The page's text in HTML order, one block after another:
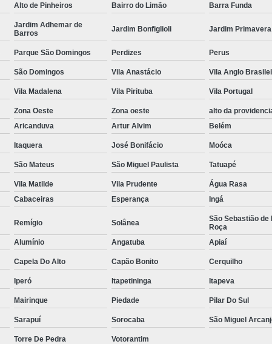
Tratamento
Tratamento
Tratamento
Tratamento por
Tratamento de
Tratamento de
Tratamento de
Tratamento para
Alto de Pinheiros Bairro do Limão Barra Funda
Jardim Adhemar de
Barros
Jardim Bonfiglioli Jardim Primavera
Parque São Domingos Perdizes Perus
São Domingos Vila Anastácio Vila Anglo
Vila Madalena Vila Pirituba Vila Portugal
Zona Oeste Zona oeste alto da
Aricanduva Artur Alvim Belém
Itaquera José Bonifácio Moóca
São Mateus São Miguel Paulista Tatuapé
Vila Matilde Vila Prudente
Água Rasa
Cabaceiras Esperança Ingá
Remígio Solânea
São Sebastião de
Roça
Alumínio Angatuba Apiaí
Capela Do Alto Capão Bonito Cerquilho
Iperó Itapetininga Itapeva
Mairinque Piedade Pilar Do Sul
Sarapuí Sorocaba São Miguel
Torre De Pedra
Votorantim